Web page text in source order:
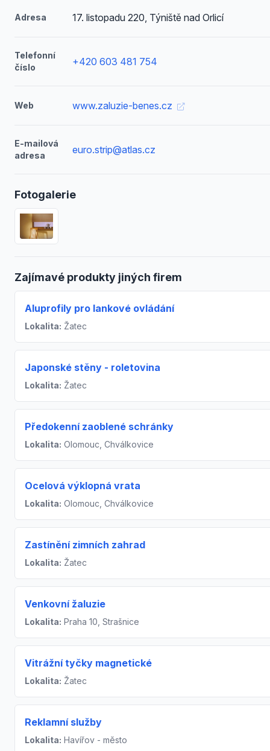
Adresa 17. listopadu 220, Týniště nad Orlicí
Telefonní
číslo
+420 603 481 754
Web www.zaluzie-benes.cz
E-mailová
adresa
euro.strip@atlas.cz
Fotogalerie
Zajímavé produkty jiných firem
Aluprofily pro lankové ovládání
Lokalita: Žatec
Japonské stěny - roletovina
Lokalita: Žatec
Předokenní zaoblené schránky
Lokalita: Olomouc, Chválkovice
Ocelová výklopná vrata
Lokalita: Olomouc, Chválkovice
Zastínění zimních zahrad
Lokalita: Žatec
Venkovní žaluzie
Lokalita: Praha 10, Strašnice
Vitrážní tyčky magnetické
Lokalita: Žatec
Reklamní služby
Lokalita: Havířov - město